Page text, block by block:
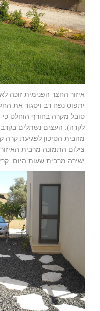
איזור החצר הפנימית זוכה
יתפוס נפח רב ויסגור את
סובל מקרה בחורף הוחלט כי
לקרה). העצים נשתלים
מהבית הסיכון לפגיעת קרה
צילום התמונה מרבית
ישירה מרבית שעות היום.